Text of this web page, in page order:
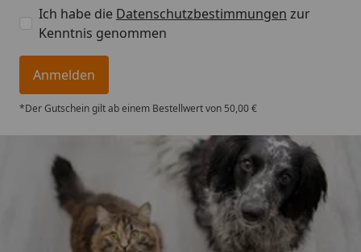
Ich habe die Datenschutzbestimmungen zur
Kenntnis genommen
Anmelden
*Der Gutschein gilt ab einem Bestellwert von 50,00 €
Trusted Shops
4,74/ 5